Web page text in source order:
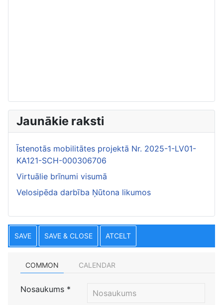
Jaunākie raksti
Īstenotās mobilitātes projektā Nr. 2025-1-LV01-
KA121-SCH-000306706
Virtuālie brīnumi visumā
Velosipēda darbība Ņūtona likumos
SAVE SAVE & CLOSE ATCELT
COMMON CALENDAR
Nosaukums *